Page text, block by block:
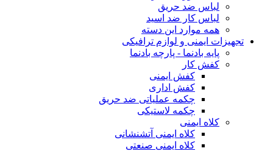
لباس ضد حریق
لباس کار ضد اسید
همه موارد این دسته
تجهیزات ایمنی و لوازم ترافیکی
پایه بادنما - پارچه بادنما
کفش کار
کفش ایمنی
کفش اداری
چکمه عملیاتی ضد حریق
چکمه لاستیکی
کلاه ایمنی
کلاه ایمنی آتشنشانی
کلاه ایمنی صنعتی